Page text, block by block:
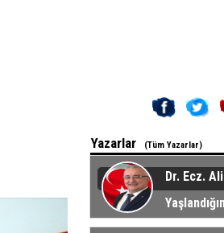
Yazarlar (Tüm Yazarlar)
Dr. Ecz.
Bakacak?